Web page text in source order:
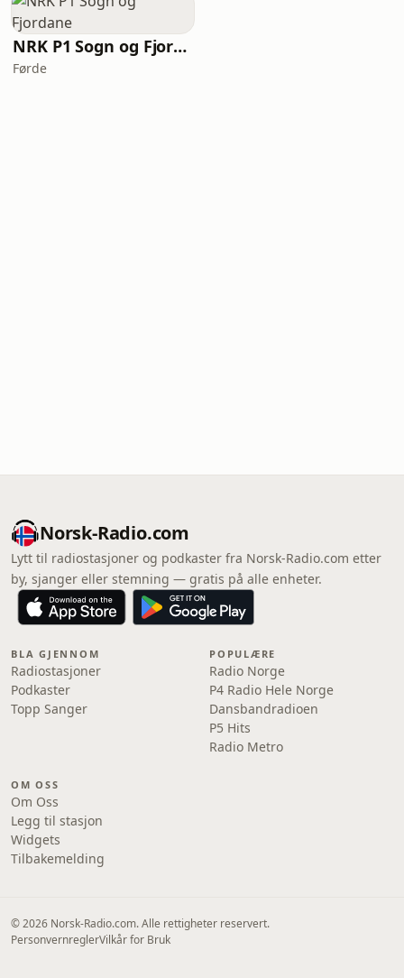
NRK P1 Sogn og Fjordane
Førde
Norsk-Radio.com
Lytt til radiostasjoner og podkaster fra Norsk-Radio.com etter
by, sjanger eller stemning — gratis på alle enheter.
BLA GJENNOM
Radiostasjoner
Podkaster
Topp Sanger
POPULÆRE
Radio Norge
P4 Radio Hele Norge
Dansbandradioen
P5 Hits
Radio Metro
OM OSS
Om Oss
Legg til stasjon
Widgets
Tilbakemelding
© 2026 Norsk-Radio.com. Alle rettigheter reservert.
PersonvernreglerVilkår for Bruk